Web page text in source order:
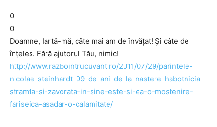
0
0
Doamne, Iartă-mă, câte mai am de învăţat! Şi câte de
înţeles. Fără ajutorul Tău, nimic!
http://www.razbointrucuvant.ro/2011/07/29/parintele-
nicolae-steinhardt-99-de-ani-de-la-nastere-habotnicia-
stramta-si-zavorata-in-sine-este-si-ea-o-mostenire-
fariseica-asadar-o-calamitate/